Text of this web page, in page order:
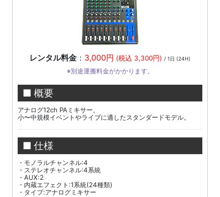
レンタル料金 ： 3,000円 (税込 3,300円) / 1日 (24H)
※別途運搬料金がかかります。
■ 概要
アナログ12ch PAミキサー。
小〜中規模イベントやライブに適したスタンダードモデル。
■ 仕様
・モノラルチャンネル:4
・ステレオチャンネル:4系統
・AUX:2
・内蔵エフェクト:1系統(24種類)
・タイプ:アナログミキサー